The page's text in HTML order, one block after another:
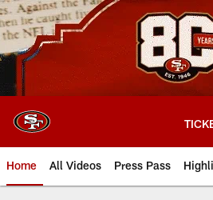
Skip
to
main
content
Home All Videos Press Pass